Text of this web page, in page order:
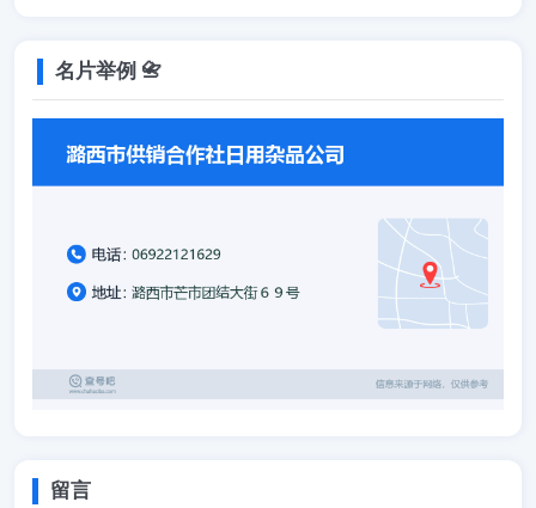
名片举例 📇
留言